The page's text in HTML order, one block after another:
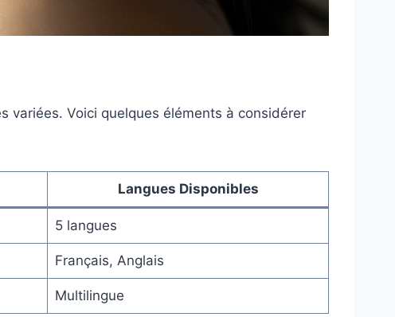
variées. Voici quelques éléments à considérer
Langues Disponibles
5 langues
Français, Anglais
Multilingue